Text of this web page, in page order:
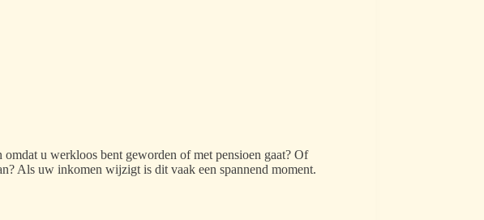
u werkloos bent geworden of met pensioen gaat? Of
Als uw inkomen wijzigt is dit vaak een spannend moment.